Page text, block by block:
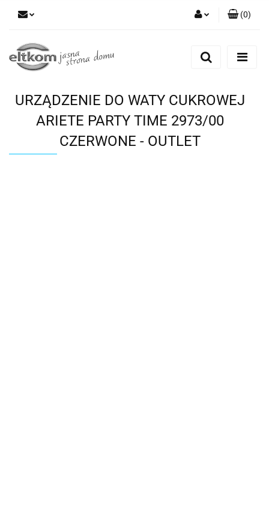
Zarejestruj się
(0)
URZĄDZENIE DO WATY CUKROWEJ
ARIETE PARTY TIME 2973/00
CZERWONE - OUTLET